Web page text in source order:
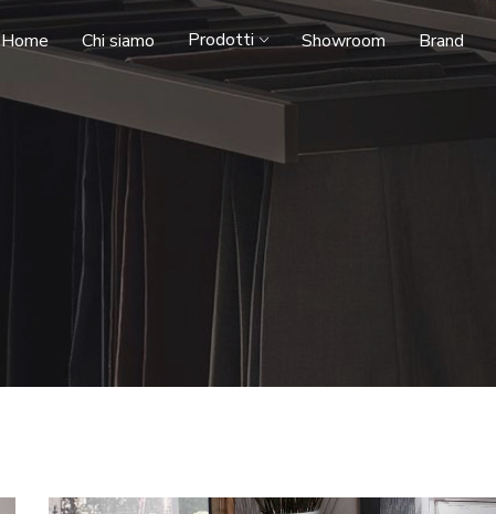
Home Chi siamo Prodotti Showroom Brand